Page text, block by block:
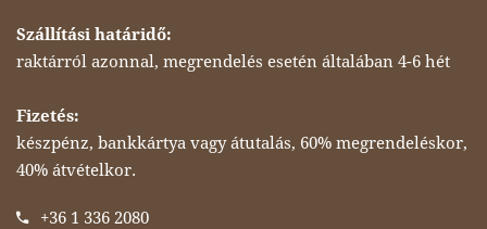
Szállítási határidő:
raktárról azonnal, megrendelés esetén általában 4-6 hét
Fizetés:
készpénz, bankkártya vagy átutalás, 60% megrendeléskor,
40% átvételkor.
+36 1 336 2080